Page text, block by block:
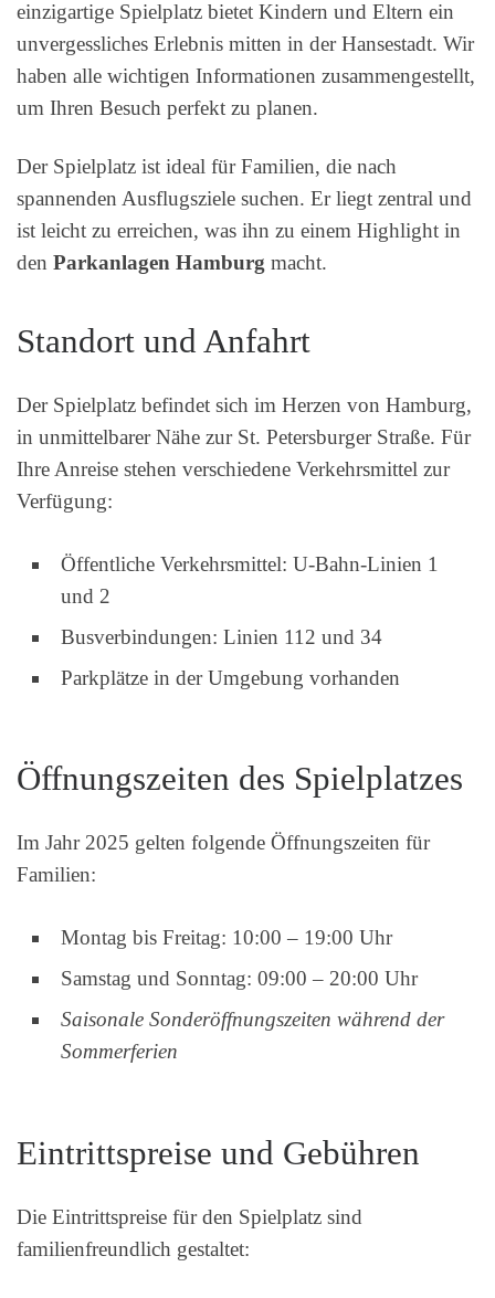
einzigartige Spielplatz bietet Kindern und Eltern ein
unvergessliches Erlebnis mitten in der Hansestadt. Wir
haben alle wichtigen Informationen zusammengestellt,
um Ihren Besuch perfekt zu planen.
Der Spielplatz ist ideal für Familien, die nach
spannenden Ausflugsziele suchen. Er liegt zentral und
ist leicht zu erreichen, was ihn zu einem Highlight in
den Parkanlagen Hamburg macht.
Standort und Anfahrt
Der Spielplatz befindet sich im Herzen von Hamburg,
in unmittelbarer Nähe zur St. Petersburger Straße. Für
Ihre Anreise stehen verschiedene Verkehrsmittel zur
Verfügung:
Öffentliche Verkehrsmittel: U-Bahn-Linien 1
und 2
Busverbindungen: Linien 112 und 34
Parkplätze in der Umgebung vorhanden
Öffnungszeiten des Spielplatzes
Im Jahr 2025 gelten folgende Öffnungszeiten für
Familien:
Montag bis Freitag: 10:00 – 19:00 Uhr
Samstag und Sonntag: 09:00 – 20:00 Uhr
Saisonale Sonderöffnungszeiten während der
Sommerferien
Eintrittspreise und Gebühren
Die Eintrittspreise für den Spielplatz sind
familienfreundlich gestaltet: